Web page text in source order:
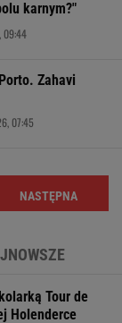
karnym?"
09:44
Zahavi
07:45
NASTĘPNA
Tour de
Holenderce